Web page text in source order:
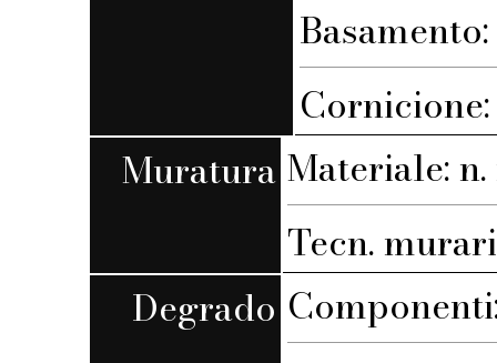
Muratura Materiale: n.
Tecn.
Degrado